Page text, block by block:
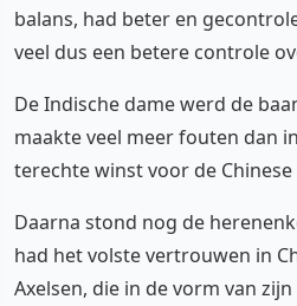
balans, had beter en
veel dus een betere controle
De Indische dame werd de
maakte veel meer fouten dan
terechte winst voor de Chinese
Daarna stond nog de
had het volste vertrouwen in
Axelsen, die in de vorm van